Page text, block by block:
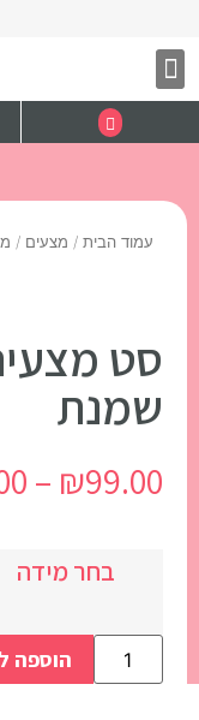
עמוד הבית / מצעים /
סט
שמנת
₪99.00
–
בחר מידה
הוספה